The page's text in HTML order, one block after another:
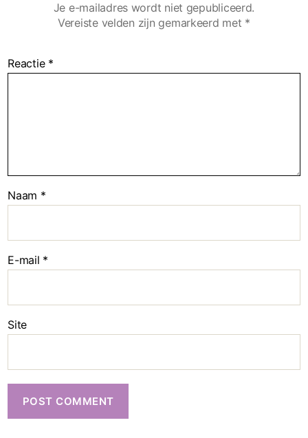
Je e-mailadres wordt niet gepubliceerd.
Vereiste velden zijn gemarkeerd met *
Reactie *
Naam *
E-mail *
Site